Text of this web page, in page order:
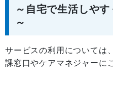
～自宅で生活しや
～
サービスの利用については
課窓口やケアマネジャーに